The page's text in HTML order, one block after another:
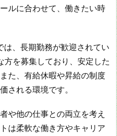
ルに合わせて、働きたい時
、長期勤務が歓迎されてい
方を募集しており、安定した
た、有給休暇や昇給の制度
される環境です。
や他の仕事との両立を考え
は柔軟な働き方やキャリア